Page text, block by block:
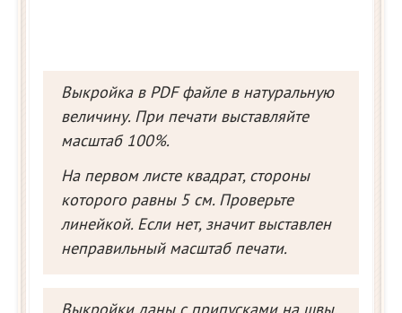
Выкройка в PDF файле в натуральную
величину. При печати выставляйте
масштаб 100%.
На первом листе квадрат, стороны
которого равны 5 см. Проверьте
линейкой. Если нет, значит выставлен
неправильный масштаб печати.
Выкройки даны с припусками на швы.